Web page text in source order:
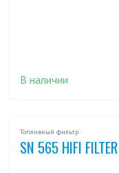
В наличии
Топливный фильтр
SN 565 HIFI FILTER